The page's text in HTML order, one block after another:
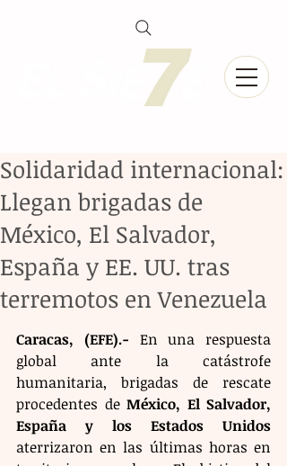
Solidaridad internacional:
Llegan brigadas de
México, El Salvador,
España y EE. UU. tras
terremotos en Venezuela
Caracas, (EFE).- En una respuesta
global ante la catástrofe
humanitaria, brigadas de rescate
procedentes de México, El Salvador,
España y los Estados Unidos
aterrizaron en las últimas horas en